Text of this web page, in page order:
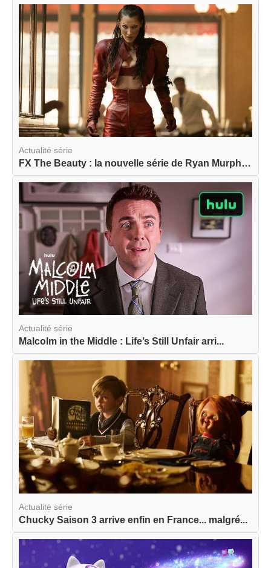
Actualité série
FX The Beauty : la nouvelle série de Ryan Murphy...
Actualité série
Malcolm in the Middle : Life’s Still Unfair arri...
Actualité série
Chucky Saison 3 arrive enfin en France... malgré...